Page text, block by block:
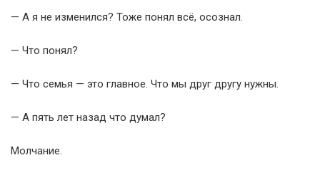
— А я не изменился? Тоже понял всё, осознал.
— Что понял?
— Что семья — это главное. Что мы друг другу нужны.
— А пять лет назад что думал?
Молчание.